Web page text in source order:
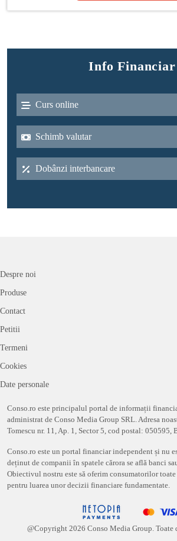
Info Financiar
Curs online
Schimb valutar
Dobânzi interbancare
Despre noi
Produse
Contact
Petitii
Termeni
Cookies
Date personale
Conso.ro este principalul portal de informații
administrat de Conso Media Group SRL. Adresa
Tomescu nr. 11, Ap. 1, Sector 5, cod postal: 050595,
Conso.ro este un portal financiar independent și nu
deținut de companii în spatele cărora se află banci
Obiectivul nostru este să oferim consumatorilor
pentru luarea unor decizii financiare fundamentate.
@Copyright 2026 Conso Media Group. Toate